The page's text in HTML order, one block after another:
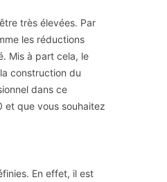
très élevées. Par
les réductions
Mis à part cela, le
construction du
dans ce
et que vous souhaitez
En effet, il est